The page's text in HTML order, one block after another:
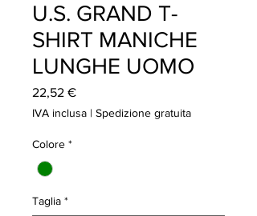
U.S. GRAND T-
SHIRT MANICHE
LUNGHE UOMO
22,52 €Prezzo
IVA inclusa | Spedizione gratuita
Colore *
Taglia *